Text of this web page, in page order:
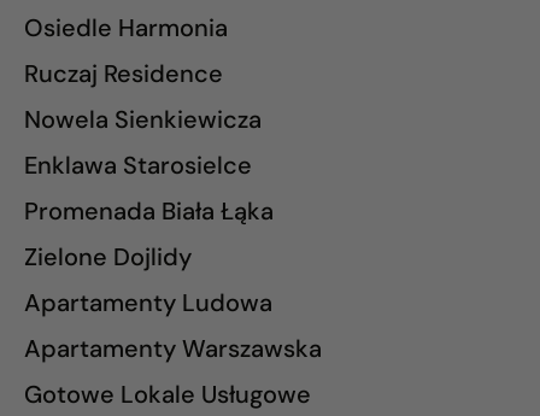
Osiedle Harmonia
Ruczaj Residence
Nowela Sienkiewicza
Enklawa Starosielce
Promenada Biała Łąka
Zielone Dojlidy
Apartamenty Ludowa
Apartamenty Warszawska
Gotowe Lokale Usługowe